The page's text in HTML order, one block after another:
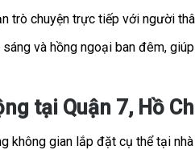
trò chuyện trực tiếp với người
và hồng ngoại ban đêm,
tại Quận 7, Hồ
gian lắp đặt cụ thể tại